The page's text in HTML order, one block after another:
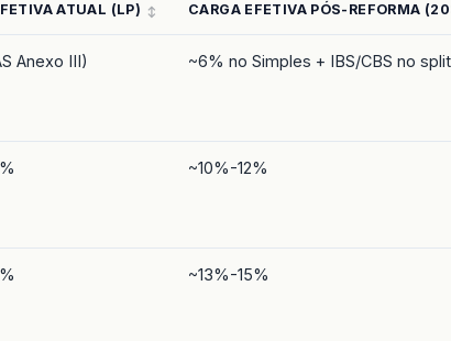
ATUAL (LP) CARGA EFETIVA PÓS-REFORMA
Anexo III) ~6% no Simples + IBS/CBS no split
~10%-12%
~13%-15%